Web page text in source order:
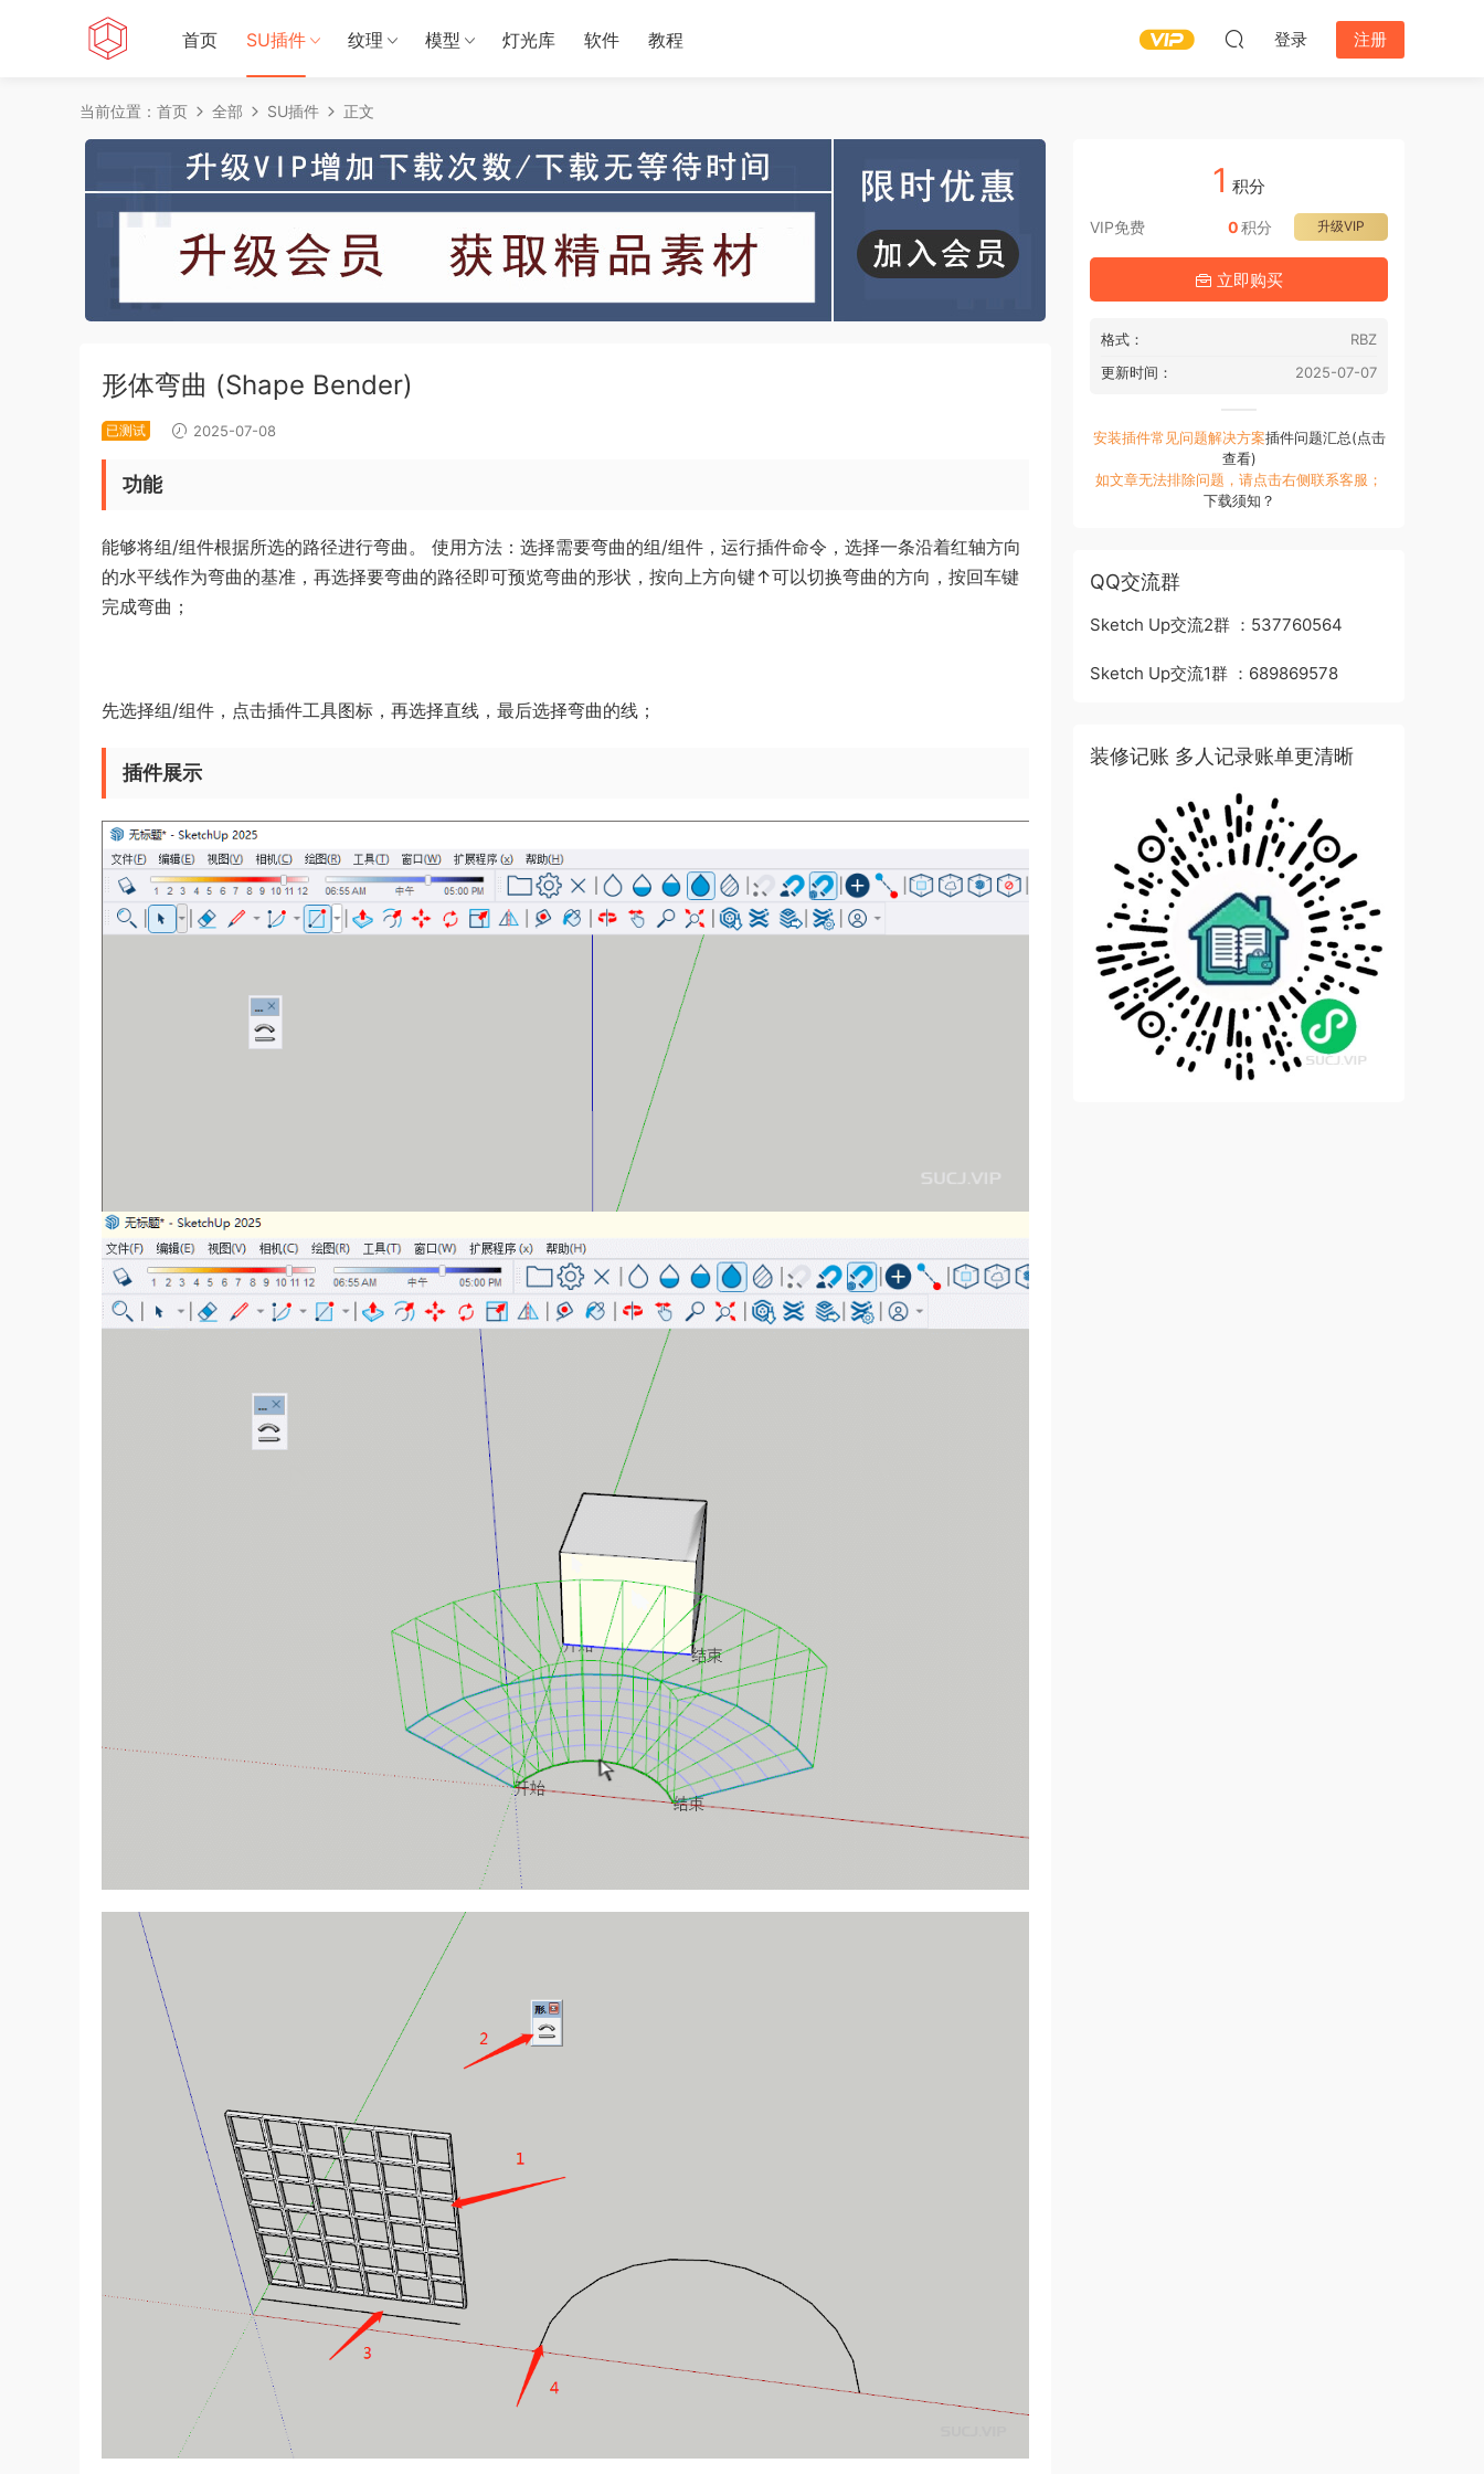
首页 SU插件 纹理 模型 灯光库 软件 教程 登录 注册
当前位置： 首页 全部 SU插件 正文
形体弯曲 (Shape Bender)
已测试 2025-07-08
功能
能够将组/组件根据所选的路径进行弯曲。 使用方法：选择需要弯曲的组/组件，运行插件命令，选择一条沿着红轴方向
的水平线作为弯曲的基准，再选择要弯曲的路径即可预览弯曲的形状，按向上方向键↑可以切换弯曲的方向，按回车键
完成弯曲；
先选择组/组件，点击插件工具图标，再选择直线，最后选择弯曲的线；
插件展示
1 积分
VIP免费 升级VIP
0积分
立即购买
格式：
RBZ
更新时间：
2025-07-07
安装插件常见问题解决方案插件问题汇总(点击
查看)
如文章无法排除问题，请点击右侧联系客服；
下载须知？
QQ交流群
Sketch Up交流2群 ：537760564
Sketch Up交流1群 ：689869578
装修记账 多人记录账单更清晰